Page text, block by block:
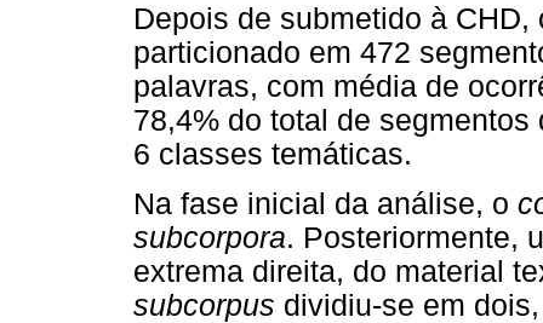
Depois de submetido à
particionado em 472
palavras, com média de
78,4% do total de
6 classes temáticas.
Na fase inicial da análise, o
subcorpora. Posteriormente,
extrema direita, do material
subcorpus dividiu-se em